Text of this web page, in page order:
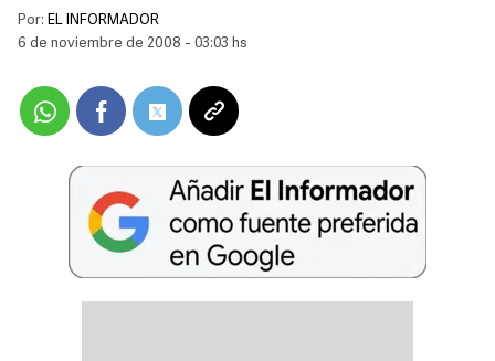
Por: EL INFORMADOR
6 de noviembre de 2008 - 03:03 hs